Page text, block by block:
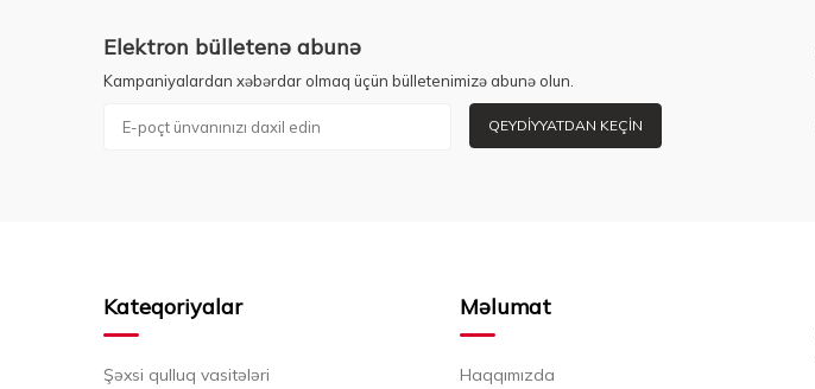
Elektron bülletenə abunə
Kampaniyalardan xəbərdar olmaq üçün bülletenimizə abunə olun.
QEYDIYYATDAN KEÇIN
Kateqoriyalar
Şəxsi qulluq vasitələri
Məlumat
Haqqımızda